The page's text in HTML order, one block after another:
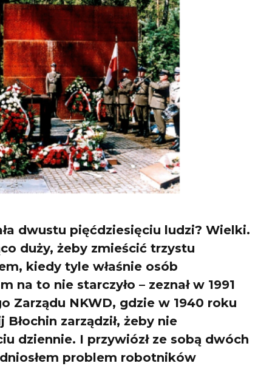
dwustu pięćdziesięciu ludzi? Wielki.
duży, żeby zmieścić trzystu
kiedy tyle właśnie osób
to nie starczyło – zeznał w 1991
Zarządu NKWD, gdzie w 1940 roku
zarządził, żeby nie
dziennie. I przywiózł ze sobą dwóch
problem robotników